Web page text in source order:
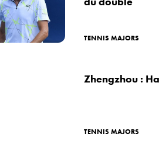
TENNIS MAJORS
Zhengzhou :
TENNIS MAJORS